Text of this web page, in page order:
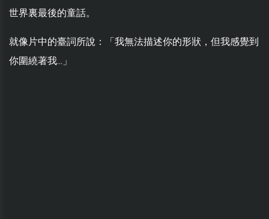
世界裏最後的童話。
就像片中的臺詞所說：「我無法描述你的形狀，但我感覺到
你圍繞著我...」